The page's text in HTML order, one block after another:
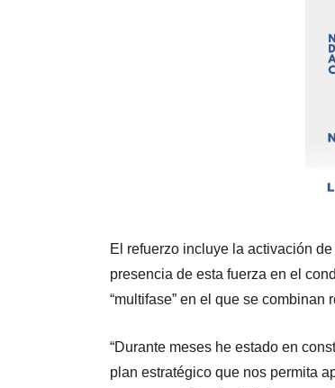
El refuerzo incluye la activación
presencia de esta fuerza en el
“multifase” en el que se
“Durante meses he estado en
plan estratégico que nos permita